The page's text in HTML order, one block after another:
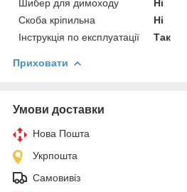
Шибер для димоходу
Ні
Скоба кріпильна
Ні
Інструкція по експлуатації
Так
Приховати
Умови доставки
Нова Пошта
Укрпошта
Самовивіз